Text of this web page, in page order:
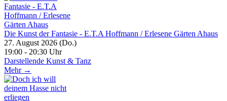
Die Kunst der Fantasie - E.T.A Hoffmann / Erlesene Gärten Ahaus
27. August 2026 (Do.)
19:00 - 20:30 Uhr
Darstellende Kunst & Tanz
Mehr →